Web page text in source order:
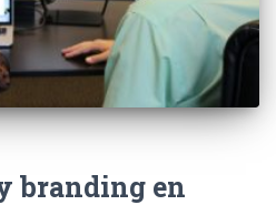
branding en